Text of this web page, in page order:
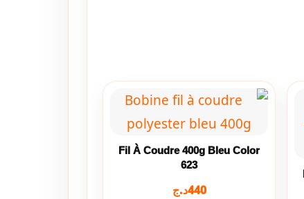
Fil À Coudre 400g Bleu Color
623
440د.ج